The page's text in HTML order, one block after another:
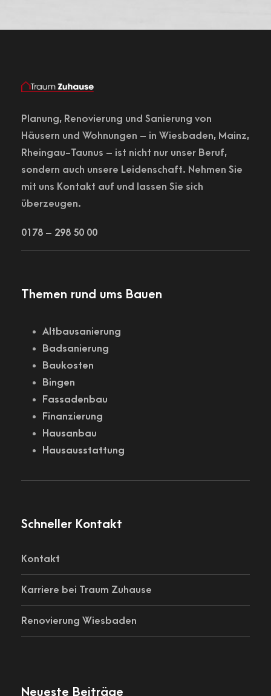
Planung, Renovierung und Sanierung von
Häusern und Wohnungen – in Wiesbaden, Mainz,
Rheingau-Taunus – ist nicht nur unser Beruf,
sondern auch unsere Leidenschaft. Nehmen Sie
mit uns Kontakt auf und lassen Sie sich
überzeugen.
0178 – 298 50 00
Themen rund ums Bauen
Altbausanierung
Badsanierung
Baukosten
Bingen
Fassadenbau
Finanzierung
Hausanbau
Hausausstattung
Schneller Kontakt
Kontakt
Karriere bei Traum Zuhause
Renovierung Wiesbaden
Neueste Beiträge